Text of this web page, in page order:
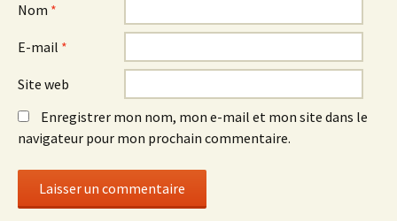
Nom *
E-mail *
Site web
Enregistrer mon nom, mon e-mail et mon site dans le
navigateur pour mon prochain commentaire.